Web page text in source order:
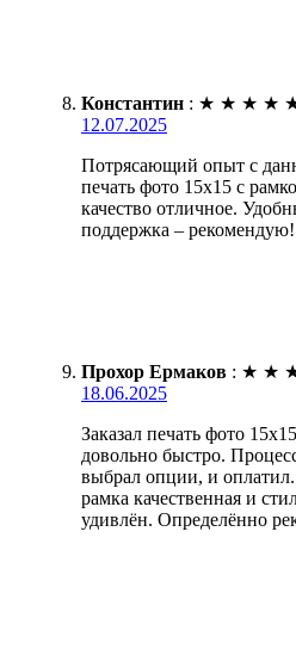
Константин : ★ ★ ★ ★
12.07.2025
Потрясающий опыт с
печать фото 15х15 с
качество отличное.
поддержка – рекомендую!
Прохор Ермаков : ★ ★
18.06.2025
Заказал печать фото
довольно быстро.
выбрал опции, и
рамка качественная и
удивлён. Определённо